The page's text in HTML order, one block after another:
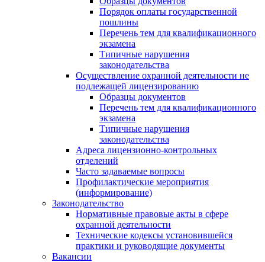
Порядок оплаты государственной
пошлины
Перечень тем для квалификационного
экзамена
Типичные нарушения
законодательства
Осуществление охранной деятельности не
подлежащей лицензированию
Образцы документов
Перечень тем для квалификационного
экзамена
Типичные нарушения
законодательства
Адреса лицензионно-контрольных
отделений
Часто задаваемые вопросы
Профилактические мероприятия
(информирование)
Законодательство
Нормативные правовые акты в сфере
охранной деятельности
Технические кодексы установившейся
практики и руководящие документы
Вакансии